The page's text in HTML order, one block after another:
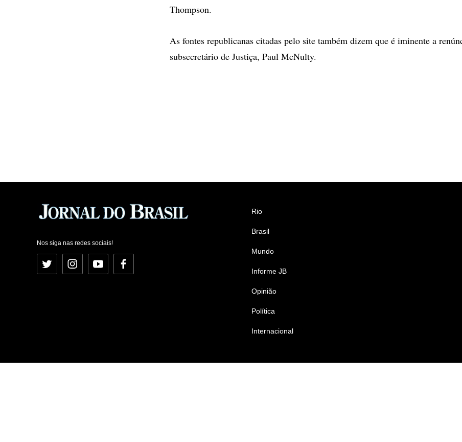
Thompson.
As fontes republicanas citadas pelo site também dizem que é iminente a
subsecretário de Justiça, Paul McNulty.
Nos siga nas redes sociais!
Twitter InstagramYouTubeFacebook
Rio
Brasil
Mundo
Informe JB
Opinião
Política
Internacional